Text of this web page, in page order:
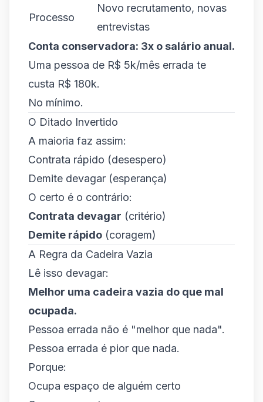
Processo
Novo recrutamento, novas
entrevistas
Conta conservadora: 3x o salário anual.
Uma pessoa de R$ 5k/mês errada te
custa R$ 180k.
No mínimo.
O Ditado Invertido
A maioria faz assim:
Contrata rápido (desespero)
Demite devagar (esperança)
O certo é o contrário:
Contrata devagar (critério)
Demite rápido (coragem)
A Regra da Cadeira Vazia
Lê isso devagar:
Melhor uma cadeira vazia do que mal
ocupada.
Pessoa errada não é "melhor que nada".
Pessoa errada é pior que nada.
Porque:
Ocupa espaço de alguém certo